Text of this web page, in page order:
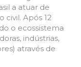
a atuar de
civil. Após 12
o ecossistema
indústrias,
através de